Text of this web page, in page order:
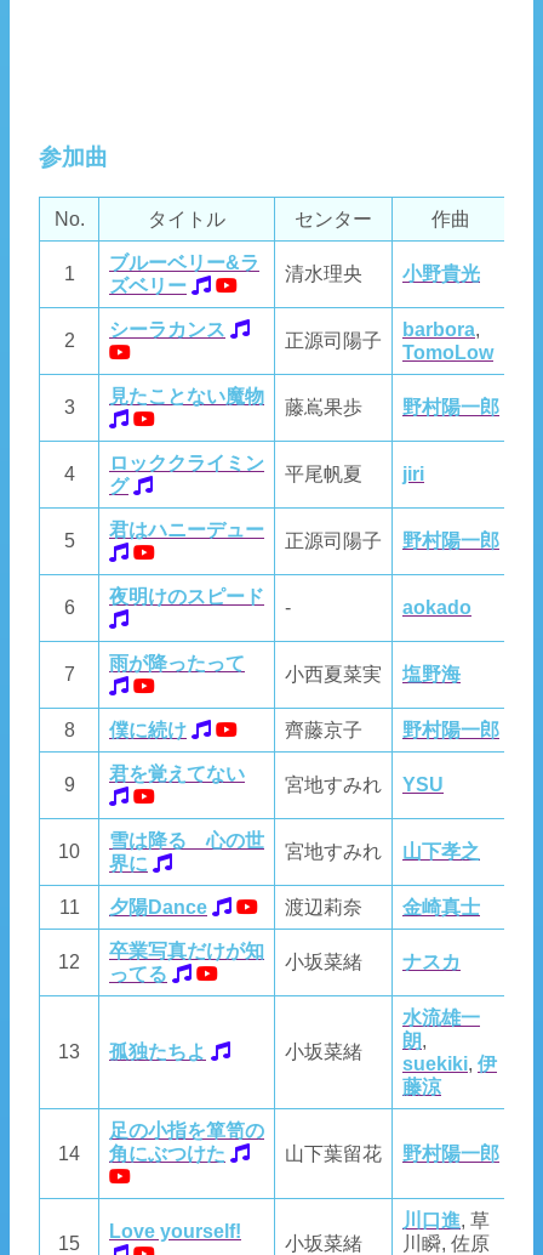
参加曲
No. タイトル センター 作曲
1
ブルーベリー&ラ
ズベリー
清水理央 小野貴光
2
シーラカンス
正源司陽子
barbora,
TomoLow
3
見たことない魔物
藤嶌果歩 野村陽一郎
4
ロッククライミン
グ
平尾帆夏 jiri
5
君はハニーデュー
正源司陽子 野村陽一郎
6
夜明けのスピード
- aokado
7
雨が降ったって
小西夏菜実 塩野海
8 僕に続け 齊藤京子 野村陽一郎
9
君を覚えてない
宮地すみれ YSU
10
雪は降る 心の世
界に
宮地すみれ 山下孝之
11 夕陽Dance 渡辺莉奈 金崎真士
12
卒業写真だけが知
ってる
小坂菜緒 ナスカ
13 孤独たちよ 小坂菜緒
水流雄一
朗,
suekiki, 伊
藤涼
14
足の小指を箪笥の
角にぶつけた
山下葉留花 野村陽一郎
15
Love yourself!
小坂菜緒
川口進, 草
川瞬, 佐原